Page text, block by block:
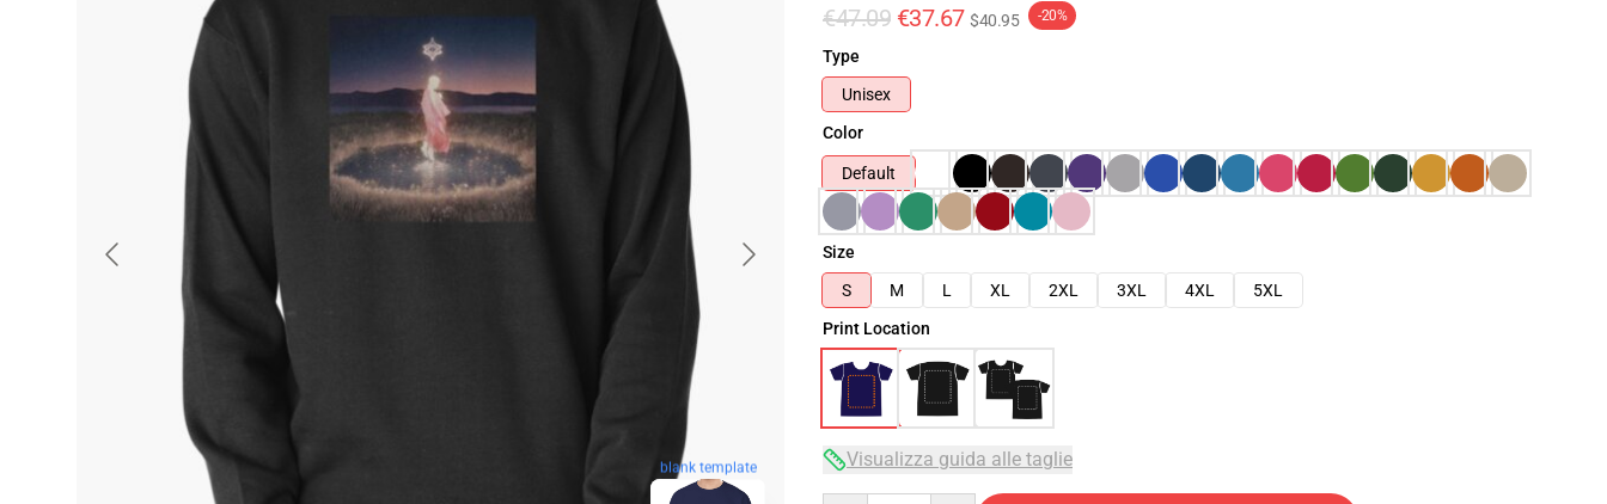
blank template
€47.09 €37.67 $40.95 -20%
Type
Unisex
Color
Default
Size
S
M L XL 2XL 3XL 4XL
5XL
Print Location
Visualizza guida alle taglie